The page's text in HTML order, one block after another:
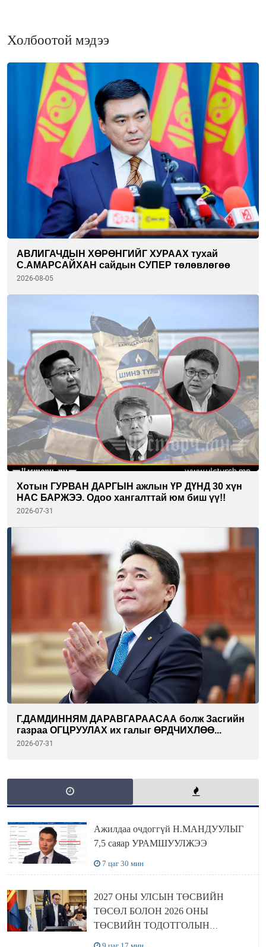
Холбоотой мэдээ
АВЛИГАЧДЫН ХӨРӨНГИЙГ ХУРААХ тухай
С.АМАРСАЙХАН сайдын СУПЕР төлөвлөгөө
2026-08-05
Хотын ГУРВАН ДАРГЫН ажлын ҮР ДҮНД 30 хүн
НАС БАРЖЭЭ. Одоо хангалттай юм биш үү!!
2026-07-31
Г.ДАМДИННЯМ ДАРАВГАРААСАА болж Засгийн
газраа ОГЦРУУЛАХ их галыг ӨРДЧИХЛӨӨ...
2026-07-31
Ажилдаа очдоггүй Н.МАНДУУЛЫГ
7,5 саяар УРАМШУУЛЖЭЭ
7 цаг 30 мин
2027 ОНЫ УЛСЫН ТӨСВИЙН
ТӨСӨЛ БОЛОН 2026 ОНЫ
ТӨСВИЙН ТОДОТГОЛЫН